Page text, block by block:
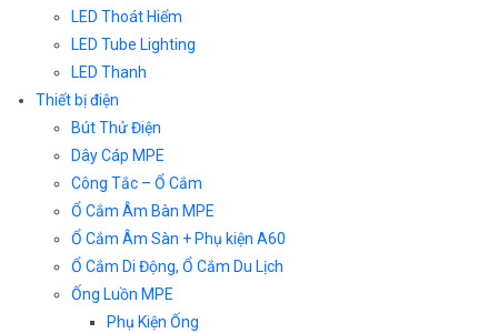
LED Thoát Hiểm
LED Tube Lighting
LED Thanh
Thiết bị điện
Bút Thử Điện
Dây Cáp MPE
Công Tắc – Ổ Cắm
Ổ Cắm Âm Bàn MPE
Ổ Cắm Âm Sàn + Phụ kiện A60
Ổ Cắm Di Động, Ổ Cắm Du Lịch
Ống Luồn MPE
Phụ Kiện Ống